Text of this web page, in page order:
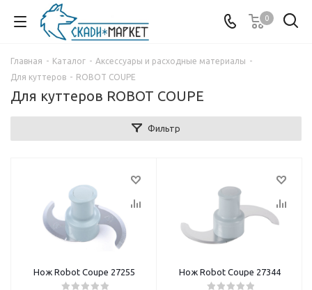
0
Главная - Каталог - Аксессуары и расходные материалы -
Для куттеров - ROBOT COUPE
Для куттеров ROBOT COUPE
Фильтр
Нож Robot Coupe 27255 Нож Robot Coupe 27344